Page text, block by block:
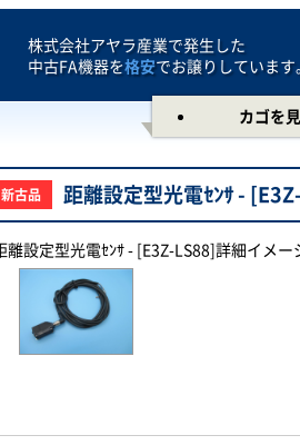
株式会社アヤラ産業で発生した
中古FA機器を格安でお譲りしています。
カゴを
新古品 距離設定型光電ｾﾝｻ -